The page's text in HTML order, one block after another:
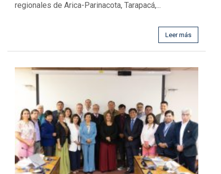
regionales de Arica-Parinacota, Tarapacá,...
Leer más